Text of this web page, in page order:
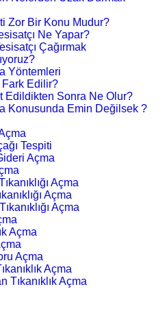
Zor Bir Konu Mudur?
Ne Yapar?
Çağırmak
Yöntemleri
Fark Edilir?
Edildikten Sonra Ne Olur?
Konusunda Emin Değilsek ?
Tespiti
Açma
Açma
Açma
Açma
Açma
Açma
Açma
Tıkanıklık Açma